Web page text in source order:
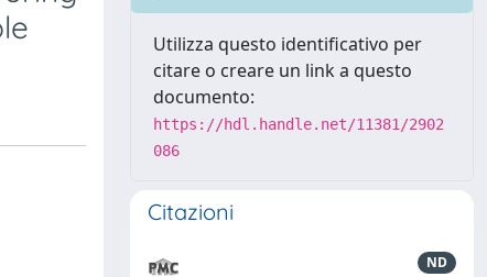
Utilizza questo identificativo per
citare o creare un link a questo
documento:
https://hdl.handle.net/11381/2902
086
Citazioni
ND